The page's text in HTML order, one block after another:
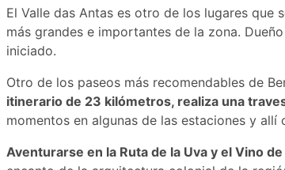
El Valle das Antas es otro de los lugares
más grandes e importantes de la zona.
iniciado.
Otro de los paseos más recomendables de
itinerario de 23 kilómetros, realiza una
momentos en algunas de las estaciones y
Aventurarse en la Ruta de la Uva y el Vino